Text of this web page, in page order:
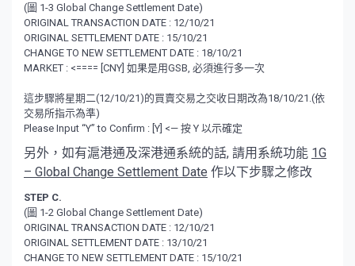
(圖 1-3 Global Change Settlement Date)
ORIGINAL TRANSACTION DATE : 12/10/21
ORIGINAL SETTLEMENT DATE : 15/10/21
CHANGE TO NEW SETTLEMENT DATE : 18/10/21
MARKET : <==== [CNY] 如果是用GSB, 必須進行多一次
這步驟將星期二(12/10/21)的買賣交易之交收日期改為18/10/21.(依
交易所指示為準)
Please Input “Y” to Confirm : [Y] <— 按 Y 以示確定
另外，如有滬港通及深港通系統的話, 請用系統功能 1G
– Global Change Settlement Date 作以下步驟之修改
STEP C.
(圖 1-2 Global Change Settlement Date)
ORIGINAL TRANSACTION DATE : 12/10/21
ORIGINAL SETTLEMENT DATE : 13/10/21
CHANGE TO NEW SETTLEMENT DATE : 15/10/21